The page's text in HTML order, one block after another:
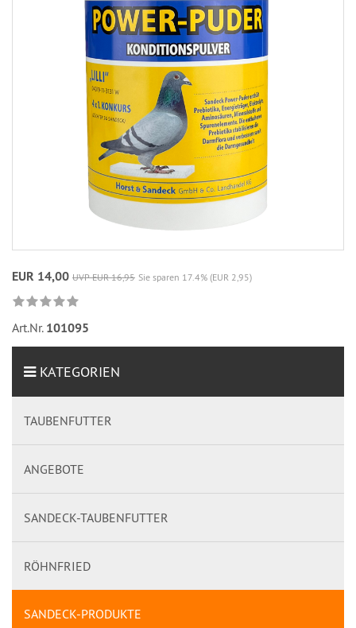
EUR 14,00 UVP EUR 16,95 Sie sparen 17.4% (EUR 2,95)
Art.Nr. 101095
KATEGORIEN
TAUBENFUTTER
ANGEBOTE
SANDECK-TAUBENFUTTER
RÖHNFRIED
SANDECK-PRODUKTE